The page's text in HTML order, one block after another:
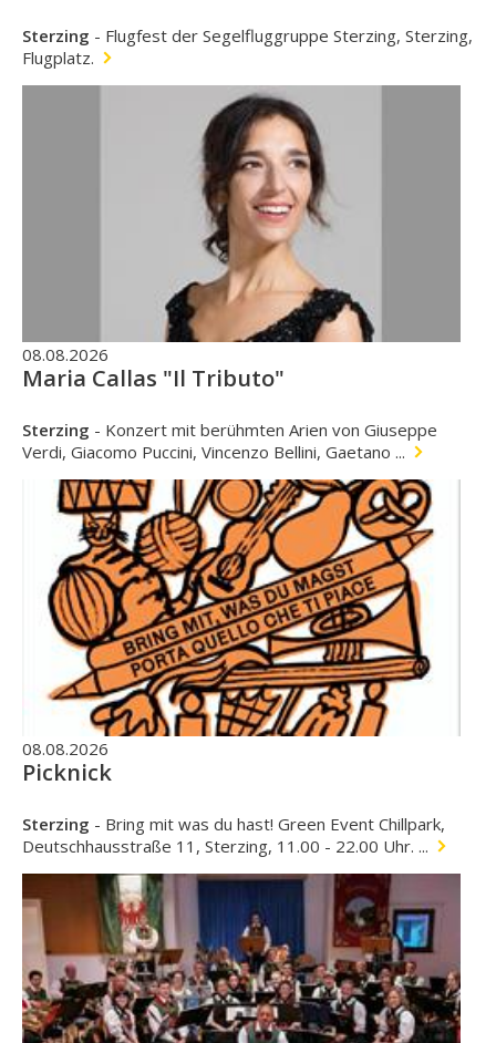
Sterzing - Flugfest der Segelfluggruppe Sterzing, Sterzing,
Flugplatz.
08.08.2026
Maria Callas "Il Tributo"
Sterzing - Konzert mit berühmten Arien von Giuseppe
Verdi, Giacomo Puccini, Vincenzo Bellini, Gaetano ...
08.08.2026
Picknick
Sterzing - Bring mit was du hast! Green Event Chillpark,
Deutschhausstraße 11, Sterzing, 11.00 - 22.00 Uhr. ...